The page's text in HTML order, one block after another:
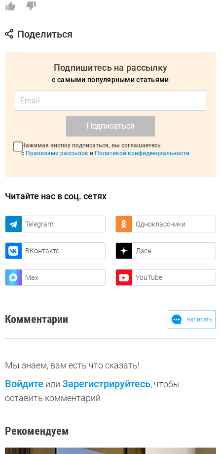
Поделиться
Подпишитесь на рассылку
с самыми популярными статьями
Подписаться
Нажимая кнопку подписаться, вы соглашаетесь
с Правилами рассылок и Политикой конфиденциальности
Читайте нас в соц. сетях
Telegram Одноклассники
ВКонтакте Дзен
Max YouTube
Комментарии Написать
Мы знаем, вам есть что сказать!
Войдите или Зарегистрируйтесь, чтобы
оставить комментарий
Рекомендуем